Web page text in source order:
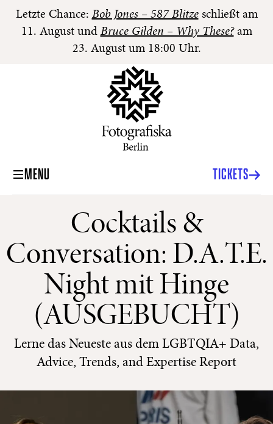
Letzte Chance: Bob Jones – 587 Blitzeschließt am
11. August und Bruce Gilden – Why These?am
23. August um 18:00 Uhr.
MENU TICKETS
Cocktails &
Conversation: D.A.T.E.
Night mit Hinge
(AUSGEBUCHT)
Lerne das Neueste aus dem LGBTQIA+ Data,
Advice, Trends, and Expertise Report